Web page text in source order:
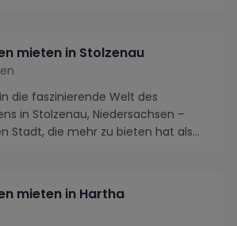
mieten in Stolzenau
die faszinierende Welt des
in Stolzenau, Niedersachsen –
Stadt, die mehr zu bieten hat als
mieten in Hartha